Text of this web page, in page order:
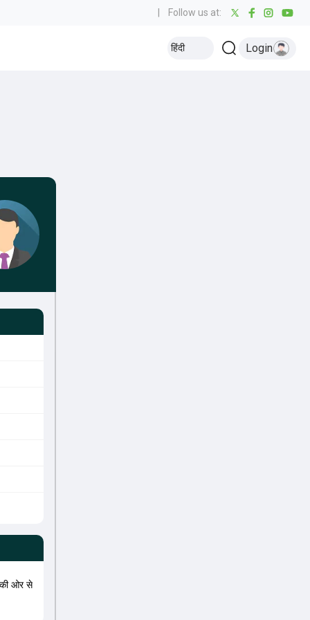
Follow us at:
हिंदी Login
ओर से